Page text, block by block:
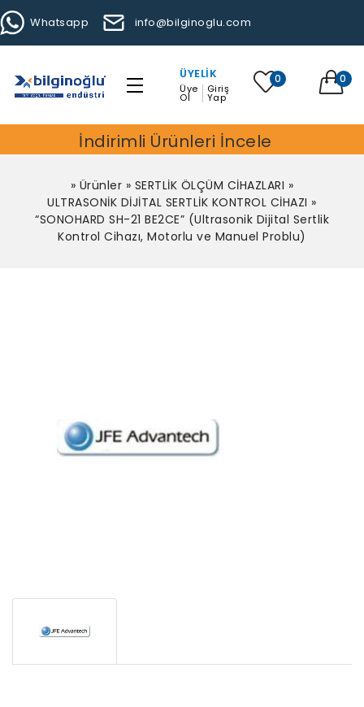
Whatsapp info@bilginoglu.com
ÜYELIK
Üye
Ol
Giriş
Yap
0 0
İndirimli Ürünleri İncele
» Ürünler » SERTLİK ÖLÇÜM CİHAZLARI »
ULTRASONİK DİJİTAL SERTLİK KONTROL CİHAZI »
“SONOHARD SH-21 BE2CE” (Ultrasonik Dijital Sertlik
Kontrol Cihazı, Motorlu ve Manuel Problu)